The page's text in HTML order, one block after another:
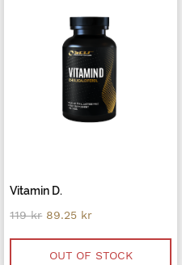
Vitamin D.
119kr Original
was:
119 kr.
89.25 krCurrent
is:
89.25 kr.
OUT OF STOCK